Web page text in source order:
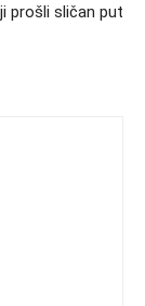
prošli sličan put